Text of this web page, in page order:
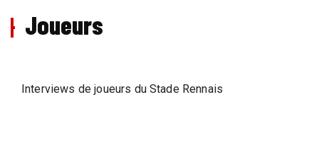
Joueurs
Interviews de joueurs du Stade Rennais